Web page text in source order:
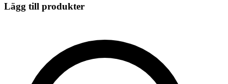
Lägg till produkter